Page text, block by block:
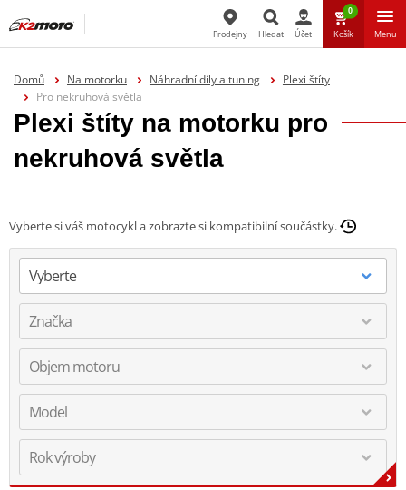
Prodejny Hledat Účet
0
Košík Menu
Domů Na motorku Náhradní díly a tuning
Plexi štíty
Pro nekruhová světla
Plexi štíty na motorku pro
nekruhová světla
Vyberte si váš motocykl a zobrazte si kompatibilní součástky.